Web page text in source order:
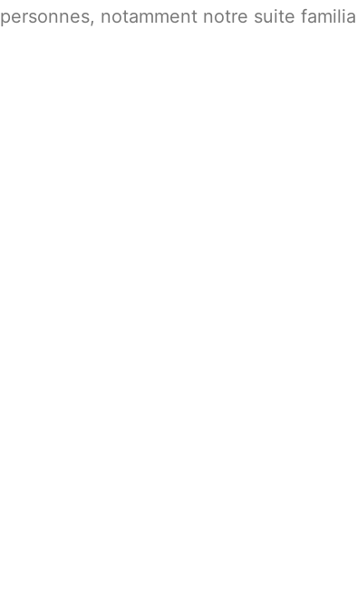
personnes, notamment notre suite